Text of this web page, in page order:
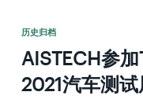
历史归档
AISTECH参
2021汽车测